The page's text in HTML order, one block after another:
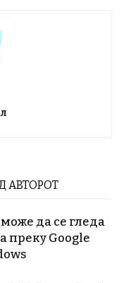
АВТОРОТ
да се гледа
преку Google